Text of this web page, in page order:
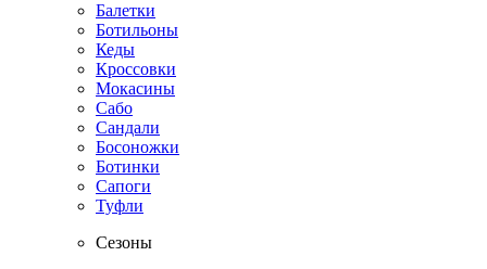
Балетки
Ботильоны
Кеды
Кроссовки
Мокасины
Сабо
Сандали
Босоножки
Ботинки
Сапоги
Туфли
Сезоны